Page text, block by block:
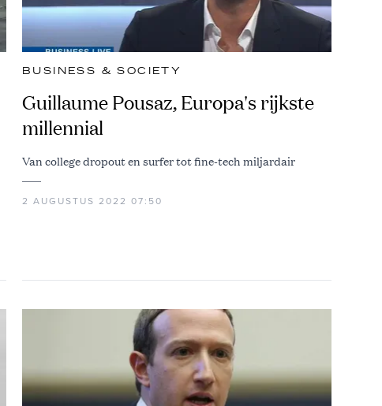
BUSINESS & SOCIETY
Guillaume Pousaz, Europa's rijkste
millennial
Van college dropout en surfer tot fine-tech miljardair
2 AUGUSTUS 2022 07:50